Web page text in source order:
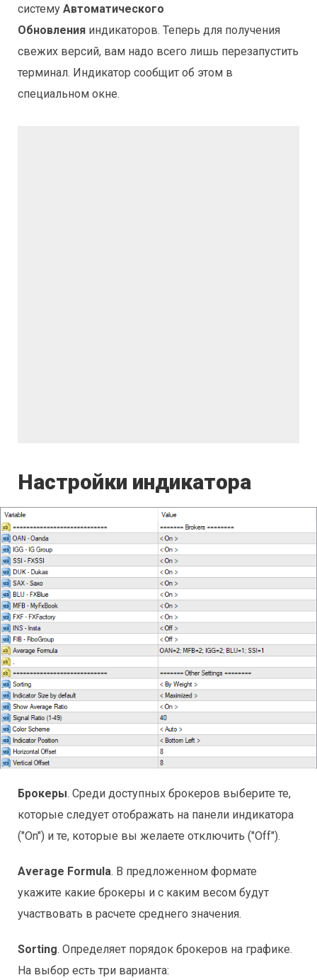
систему Автоматического
Обновления индикаторов. Теперь для получения
свежих версий, вам надо всего лишь перезапустить
терминал. Индикатор сообщит об этом в
специальном окне.
Настройки индикатора
Брокеры. Среди доступных брокеров выберите те,
которые следует отображать на панели индикатора
("On") и те, которые вы желаете отключить ("Off").
Average Formula. В предложенном формате
укажите какие брокеры и с каким весом будут
участвовать в расчете среднего значения.
Sorting. Определяет порядок брокеров на графике.
На выбор есть три варианта: